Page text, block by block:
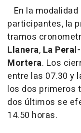
En la
participantes, la
tramos
Llanera, La
Mortera. Los
entre las 07.30 y
los dos primeros
dos últimos se
14.50 horas.